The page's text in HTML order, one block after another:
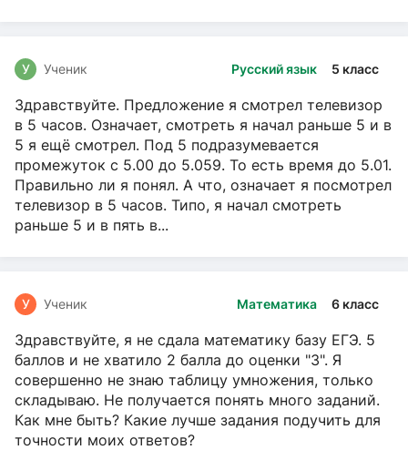
Русский язык 5 класс
У Ученик
Здравствуйте. Предложение я смотрел телевизор
в 5 часов. Означает, смотреть я начал раньше 5 и в
5 я ещё смотрел. Под 5 подразумевается
промежуток с 5.00 до 5.059. То есть время до 5.01.
Правильно ли я понял. А что, означает я посмотрел
телевизор в 5 часов. Типо, я начал смотреть
раньше 5 и в пять в...
Математика 6 класс
У Ученик
Здравствуйте, я не сдала математику базу ЕГЭ. 5
баллов и не хватило 2 балла до оценки "3". Я
совершенно не знаю таблицу умножения, только
складываю. Не получается понять много заданий.
Как мне быть? Какие лучше задания подучить для
точности моих ответов?